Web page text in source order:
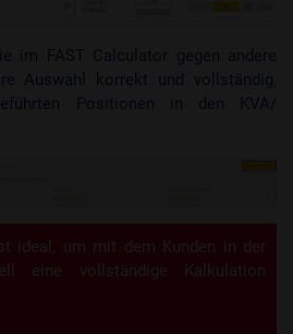
im FAST Calculator gegen andere
Auswahl korrekt und vollständig,
Positionen in den KVA/
ideal, um mit dem Kunden in der
eine vollständige Kalkulation